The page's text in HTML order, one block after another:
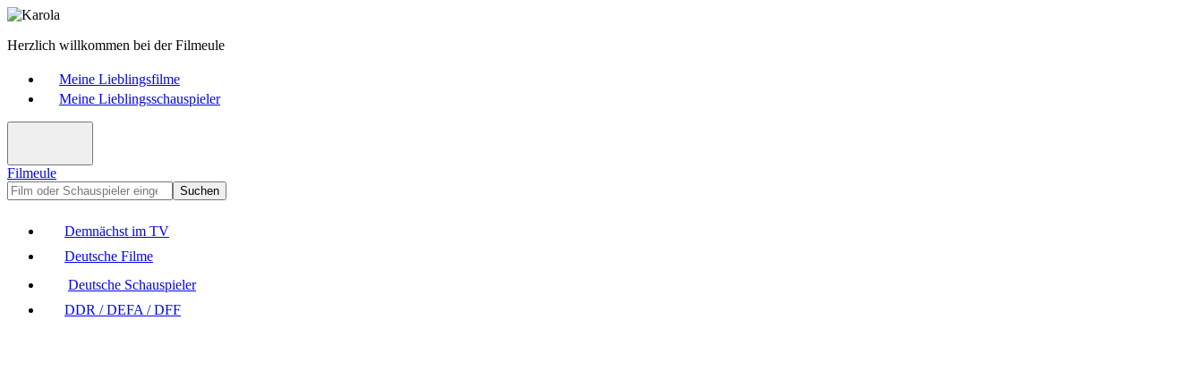
Herzlich willkommen bei der Filmeule
Meine Lieblingsfilme
Meine Lieblingsschauspieler
Filmeule
Suchen
Demnächst im TV
Deutsche Filme
Deutsche Schauspieler
DDR / DEFA / DFF